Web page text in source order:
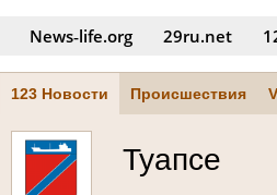
News‑life.org 29ru.net
123 Новости Происшествия
Туапсе